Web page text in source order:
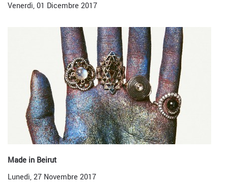
Venerdì, 01 Dicembre 2017
Made in Beirut
Lunedì, 27 Novembre 2017